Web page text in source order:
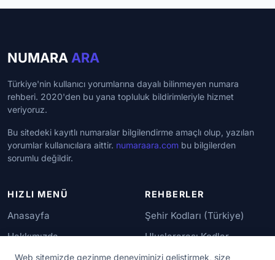
Web sitemizde gezinme deneyiminizi geliştirmek, size
NUMARA ARA
Türkiye'nin kullanıcı yorumlarına dayalı bilinmeyen numara
rehberi. 2020'den bu yana topluluk bildirimleriyle hizmet
veriyoruz.
Bu sitedeki kayıtlı numaralar bilgilendirme amaçlı olup, yazılan
yorumlar kullanıcılara aittir. numaraara.com bu bilgilerden
sorumlu değildir.
HIZLI MENÜ
Anasayfa
Hakkımızda
İletişim
REHBERLER
Şehir Kodları (Türkiye)
Uluslararası Kodlar
Güvenilir Numaralar